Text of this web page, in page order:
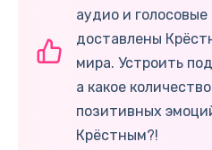
аудио и
доставлены
мира. Устроить
а какое
позитивных
Крёстным?!